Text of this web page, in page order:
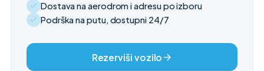
Dostava na aerodrom i adresu po izboru
Podrška na putu, dostupni 24/7
Rezerviši vozilo